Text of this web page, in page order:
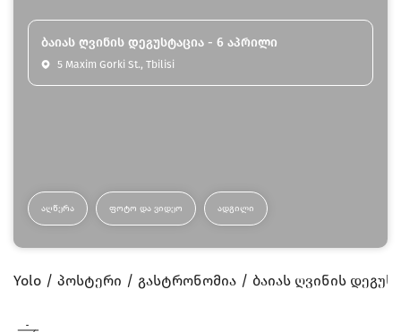
ბაიას ღვინის დეგუსტაცია - 6 აპრილი
5 Maxim Gorki St., Tbilisi
ᲐᲦᲬᲔᲠᲐ ᲤᲝᲢᲝ ᲓᲐ ᲕᲘᲓᲔᲝ ᲐᲓᲒᲘᲚᲘ
Yolo პოსტერი გასტრონომია ბაიას ღვინის